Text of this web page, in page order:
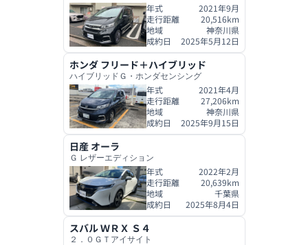
年式
2021年9月
走行距離
20,516km
地域
神奈川県
成約日
2025年5月12日
ホンダ フリード＋ハイブリッド
ハイブリッドＧ・ホンダセンシング
年式
2021年4月
走行距離
27,206km
地域
神奈川県
成約日
2025年9月15日
日産 オーラ
Ｇ レザーエディション
年式
2022年2月
走行距離
20,639km
地域
千葉県
成約日
2025年8月4日
スバルＷＲＸ Ｓ４
２．０ＧＴアイサイト